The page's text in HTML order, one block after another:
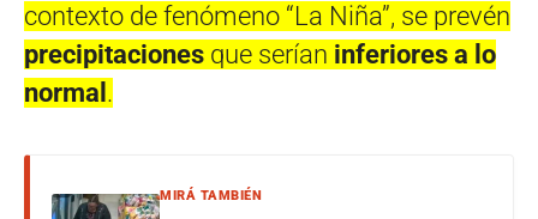
contexto de fenómeno “La Niña”, se prevén
precipitaciones que serían inferiores a lo
normal .
MIRÁ TAMBIÉN